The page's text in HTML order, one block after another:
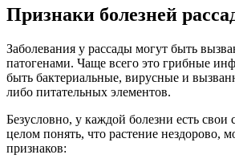
Признаки болезней
Заболевания у рассады могут быть
патогенами. Чаще всего это грибные
быть бактериальные, вирусные и
либо питательных элементов.
Безусловно, у каждой болезни есть
целом понять, что растение нездорово,
признаков: